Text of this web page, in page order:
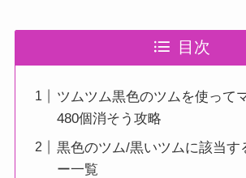
目次
ツムツム黒色のツムを使って
480個消そう攻略
黒色のツム/黒いツムに該当す
ー一覧